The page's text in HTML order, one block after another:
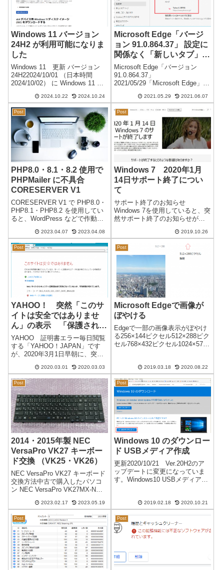
Windows 11 バージョン
24H2 が利用可能になりま
した
Windows 11 更新 バージョン
24H22024/10/01 （日本時間
2024/10/02） に Windows 11 バ
が可能になりました。Windows
11 リリース情報※ 24H1 はあ...
2024.10.22 2024.10.24
Microsoft Edge「バージ
ョン 91.0.864.37」 設定に
関係なく「新しいタブ」が
開く 不具合 確認
Microsoft Edge「バージョン
91.0.864.37」
2021/05/29「Microsoft Edge」
いるバージョンアップを実行し
ました。自動（バックグラウン
ド）で更新される場合もあり、
基本的に元...
2021.05.29 2021.06.07
Post
PHP8.0・8.1・8.2 使用で
PHPMailer に不具合
CORESERVER V1
CORESERVER V1 で PHP8.0・
PHP8.1・PHP8.2 を使用してい
ると、WordPress などで作動す
ます。※ コアサーバー
（CORESERVER）V2 では、こ
の現象は発生しま...
2023.04.07 2023.04.08
Post
Windows 7 2020年1月
14日サポート終了につい
て
サポート終了のお知らせ
Windows 7を使用していると、突
然サポート終了のお知らせが表
サポートは、2020年1月14日（米
国時間）までになります。以前
から告知されていたので変更は
ありません。 お知らせのリンク
「...
2019.10.26
Post
YAHOO！ 突然「このサ
イトは安全ではありませ
ん」の表示 「保護されて
いない通信」になる
YAHOO 証明書エラー毎日閲覧
する「YAHOO！JAPAN」です
が、2020年3月1日早朝に、突然
は安全ではありません」「この
接続ではプライバシーが保護さ
れません」の表示になりまし
た。※「保護されて...
2020.03.01 2020.03.03
Post
Microsoft Edgeで画像が
ぼやける
Edgeで一部の画像表示がぼやけ
る256×144ピクセル512×288ピク
セル768×432ピクセル1024×576
す。144×256ピクセル288×512ピ
クセル ←ぼやける432×...
2019.03.18 2020.08.22
Post
2014・2015年製 NEC
VersaPro VK27 キーボー
ド交換 （VK25・VK26）
NEC VersaPro VK27 キーボード
交換方法中古で購入したパソコ
ン NEC VersaPro VK27MX-N
く叩くかぐりぐり押すと反応す
るキーが複数あり、キーボード
を交換することにしました。出
荷年月...
2023.02.17 2023.05.19
Post
Windows 10 のダウンロー
ド USBメディア作成
更新2020/10/21 Ver.20H2のア
ップデートに変更になっていま
す。Windows10 USBメディア
気にすることなくバージョンア
ップを行っています。個人的に
は、複数...
2019.02.18 2020.10.21
Post Post